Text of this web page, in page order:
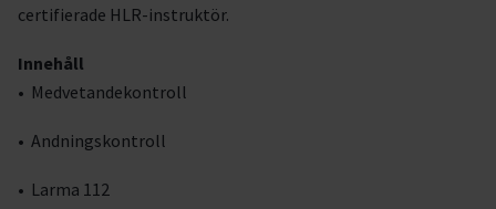
certifierade HLR-instruktör.
Innehåll
• Medvetandekontroll
• Andningskontroll
• Larma 112